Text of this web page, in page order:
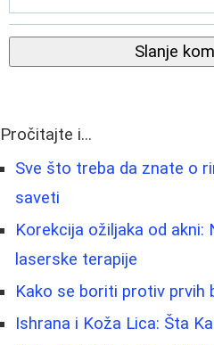
Slanje
Pročitajte i...
Sve što treba da znate o
saveti
Korekcija ožiljaka od akni:
laserske terapije
Kako se boriti protiv prvih
Ishrana i Koža Lica: Šta